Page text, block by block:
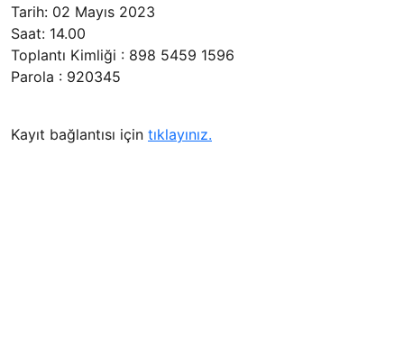
Tarih: 02 Mayıs 2023
Saat: 14.00
Toplantı Kimliği : 898 5459 1596
Parola : 920345
Kayıt bağlantısı için tıklayınız.